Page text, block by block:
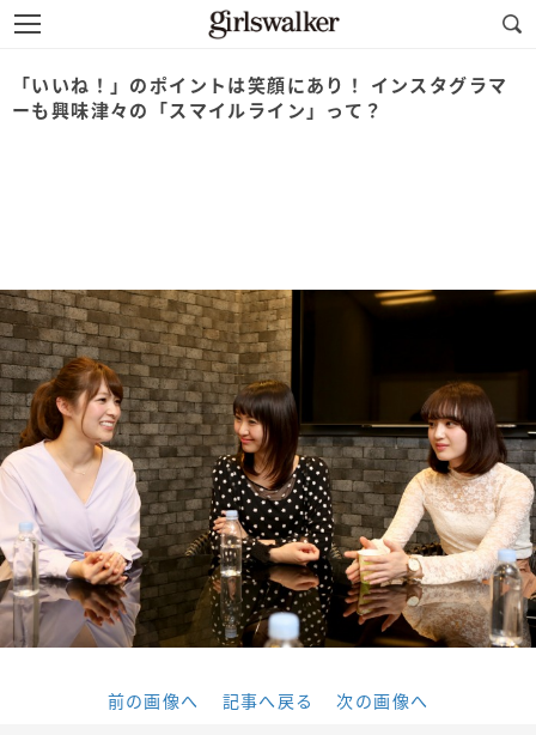
「いいね！」のポイントは笑顔にあり！ インスタグラマ
ーも興味津々の「スマイルライン」って？
前の画像へ 記事へ戻る 次の画像へ